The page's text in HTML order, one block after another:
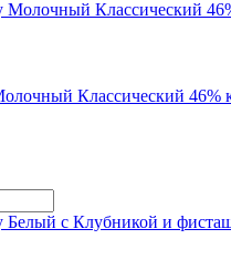
Классический 46%